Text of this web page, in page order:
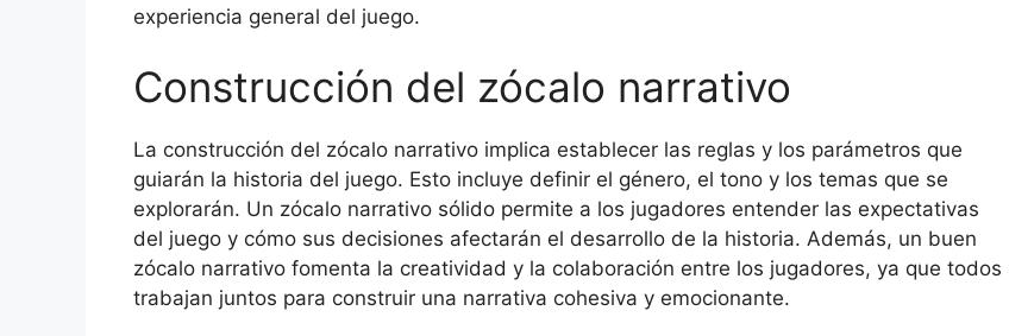
experiencia general del juego.
Construcción del zócalo narrativo
La construcción del zócalo narrativo implica establecer las reglas y los parámetros que
guiarán la historia del juego. Esto incluye definir el género, el tono y los temas que se
explorarán. Un zócalo narrativo sólido permite a los jugadores entender las expectativas
del juego y cómo sus decisiones afectarán el desarrollo de la historia. Además, un buen
zócalo narrativo fomenta la creatividad y la colaboración entre los jugadores, ya que todos
trabajan juntos para construir una narrativa cohesiva y emocionante.